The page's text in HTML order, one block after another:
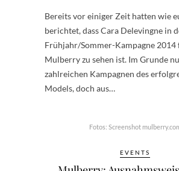
Bereits vor einiger Zeit hatten wie
berichtet, dass Cara Delevingne in
Frühjahr/Sommer-Kampagne 2014
Mulberry zu sehen ist. Im Grunde
zahlreichen Kampagnen des
Models, doch aus…
Fotos: Screenshot
EVENTS